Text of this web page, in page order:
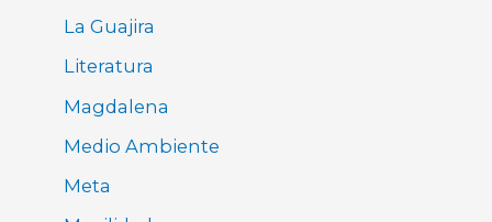
La Guajira
Literatura
Magdalena
Medio Ambiente
Meta